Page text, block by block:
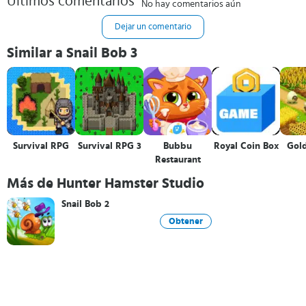
No hay comentarios aún
Dejar un comentario
Similar a Snail Bob 3
Survival RPG Survival RPG 3
Bubbu
Restaurant
Royal Coin Box
Más de Hunter Hamster Studio
Snail Bob 2
Obtener